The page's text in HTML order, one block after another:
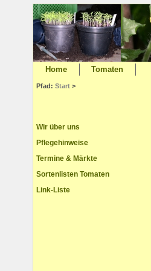
Pfad:Start >
Wir über uns
Pflegehinweise
Termine & Märkte
Sortenlisten Tomaten
Link-Liste
Home Tomaten